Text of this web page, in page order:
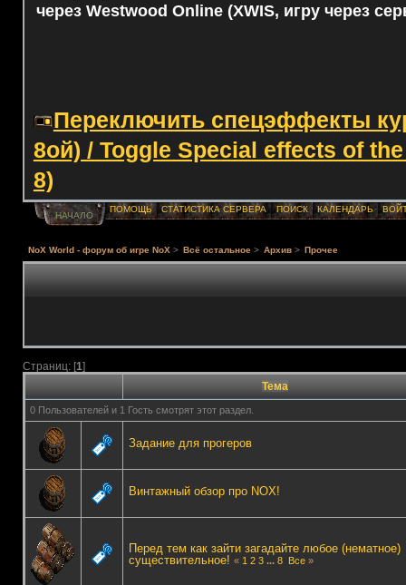
через Westwood Online (XWIS, игру через
Переключить спецэффекты
8ой) / Toggle Special effects of
8)
НАЧАЛО
ПОМОЩЬ СТАТИСТИКА СЕРВЕРА ПОИСК КАЛЕНДАРЬ
NoX World - форум об игре NoX > Всё остальное > Архив > Прочее
Страниц: [1]
Тема
0 Пользователей и 1 Гость смотрят этот раздел.
Задание для прогеров
Винтажный обзор про NOX!
Перед тем как зайти загадайте любое (нематное)
существительное! « 1 2 3 ... 8 Все»